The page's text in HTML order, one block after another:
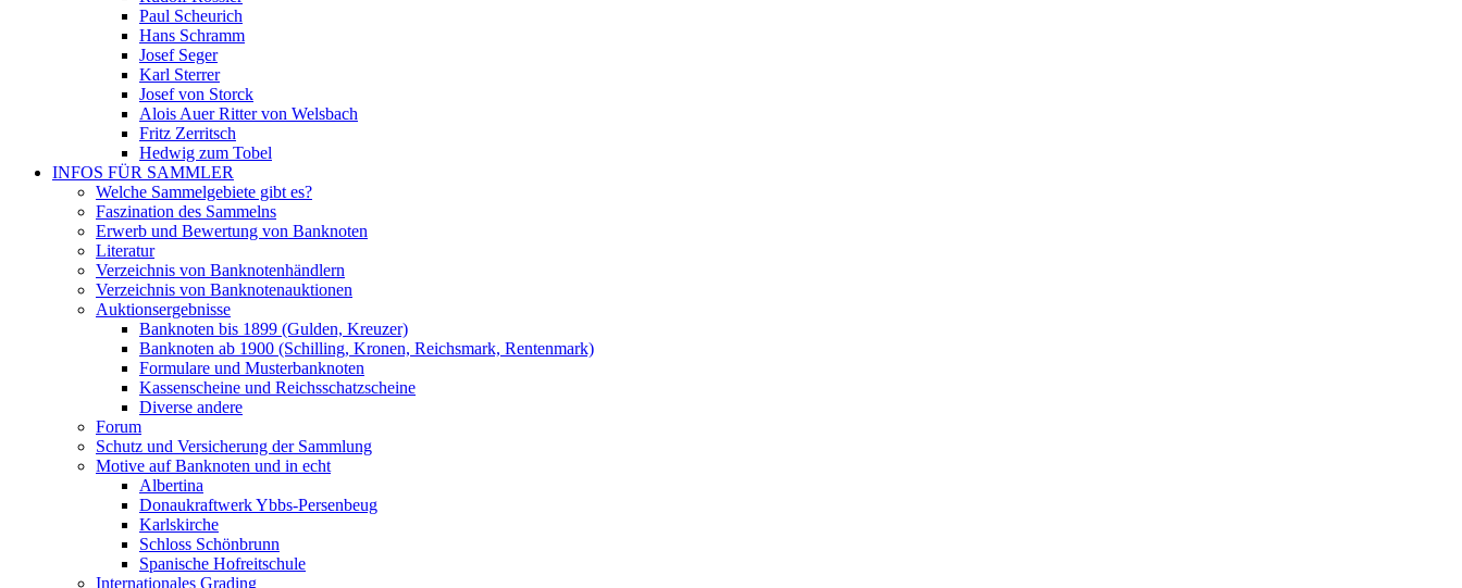
Paul Scheurich
Hans Schramm
Josef Seger
Karl Sterrer
Josef von Storck
Alois Auer Ritter von Welsbach
Fritz Zerritsch
Hedwig zum Tobel
INFOS FÜR SAMMLER
Welche Sammelgebiete gibt es?
Faszination des Sammelns
Erwerb und Bewertung von Banknoten
Literatur
Verzeichnis von Banknotenhändlern
Verzeichnis von Banknotenauktionen
Auktionsergebnisse
Banknoten bis 1899 (Gulden, Kreuzer)
Banknoten ab 1900 (Schilling, Kronen, Reichsmark, Rentenmark)
Formulare und Musterbanknoten
Kassenscheine und Reichsschatzscheine
Diverse andere
Forum
Schutz und Versicherung der Sammlung
Motive auf Banknoten und in echt
Albertina
Donaukraftwerk Ybbs-Persenbeug
Karlskirche
Schloss Schönbrunn
Spanische Hofreitschule
Internationales Grading